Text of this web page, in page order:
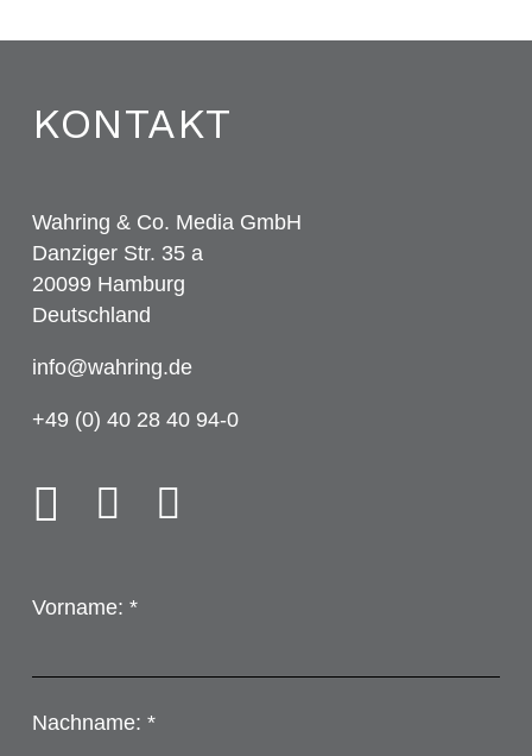
KONTAKT
Wahring & Co. Media GmbH
Danziger Str. 35 a
20099 Hamburg
Deutschland
info@wahring.de
+49 (0) 40 28 40 94-0
Vorname: *
Nachname: *